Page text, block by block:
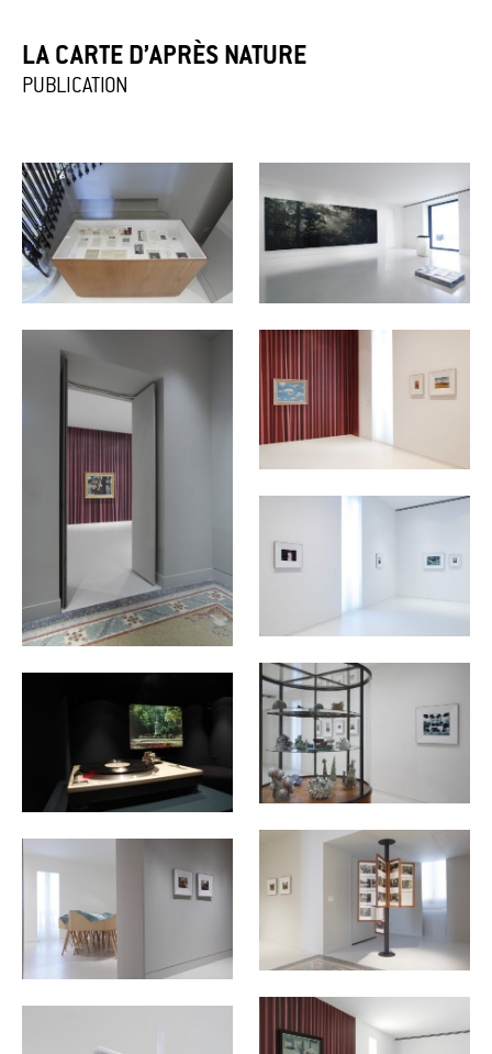
LA CARTE D’APRÈS NATURE
PUBLICATION